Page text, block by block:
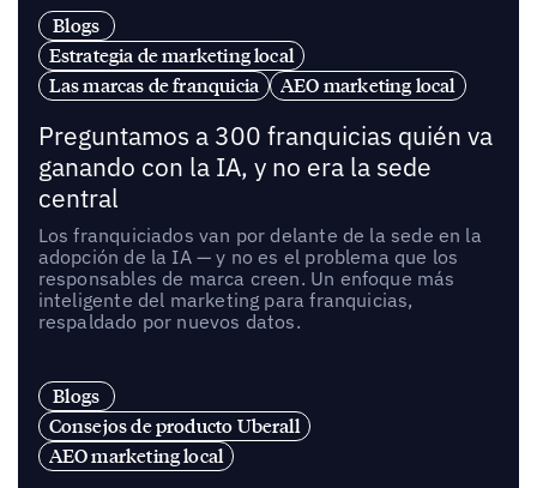
Blogs
Estrategia de marketing local
Las marcas de franquicia
AEO marketing local
Preguntamos a 300 franquicias quién va
ganando con la IA, y no era la sede
central
Los franquiciados van por delante de la sede en la
adopción de la IA — y no es el problema que los
responsables de marca creen. Un enfoque más
inteligente del marketing para franquicias,
respaldado por nuevos datos.
Blogs
Consejos de producto Uberall
AEO marketing local